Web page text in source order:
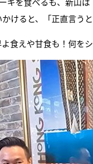
けると、「正直言う
食えや甘食も！何を